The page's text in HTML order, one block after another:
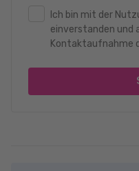
Ich bin mit der
einverstanden und
Kontaktaufnahme